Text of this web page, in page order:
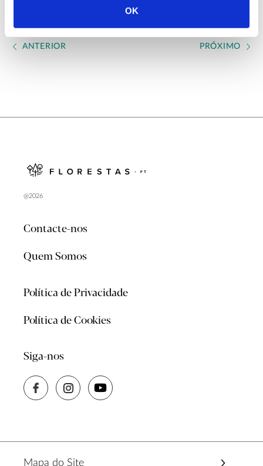
OK
ANTERIOR PRÓXIMO
@2026
Contacte-nos
Quem Somos
Política de Privacidade
Política de Cookies
Siga-nos
Mapa do Site